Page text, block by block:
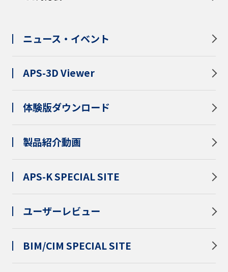
ニュース・イベント
APS-3D Viewer
体験版ダウンロード
製品紹介動画
APS-K SPECIAL SITE
ユーザーレビュー
BIM/CIM SPECIAL SITE